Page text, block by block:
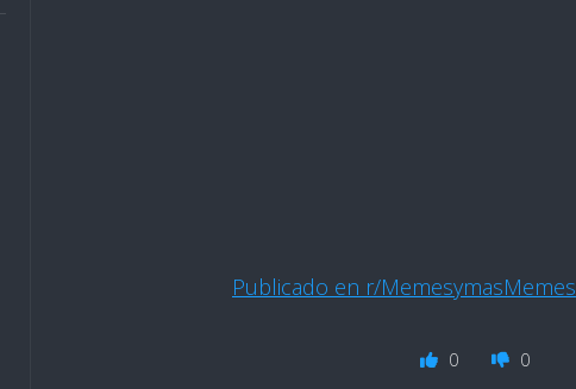
Publicado en r/MemesymasMemes
0 0